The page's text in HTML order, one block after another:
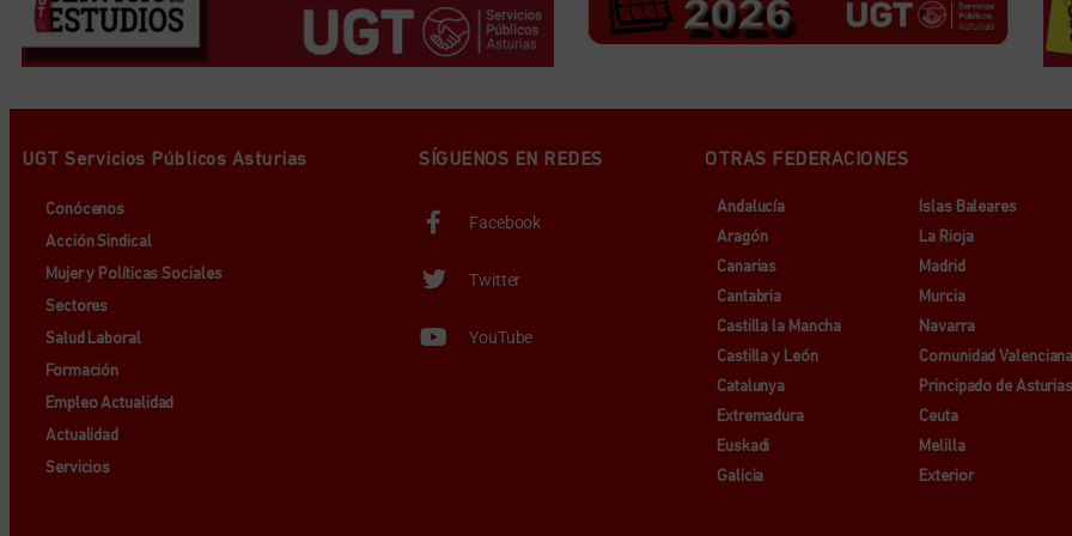
UGT Servicios Públicos Asturias
Conócenos
Acción Sindical
Mujer y Políticas Sociales
Sectores
Salud Laboral
Formación
Empleo Actualidad
Actualidad
Servicios
SÍGUENOS EN REDES
Facebook
Twitter
YouTube
OTRAS FEDERACIONES
Andalucía
Aragón
Canarias
Cantabria
Castilla la Mancha
Castilla y León
Catalunya
Extremadura
Euskadi
Galicia
Islas Baleares
La Rioja
Madrid
Murcia
Navarra
Comunidad
Principado de
Ceuta
Melilla
Exterior